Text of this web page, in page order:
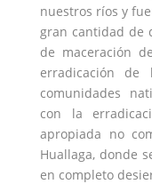
nuestros ríos y
gran cantidad de
de maceración
erradicación de
comunidades
con la
apropiada no
Huallaga, donde
en completo